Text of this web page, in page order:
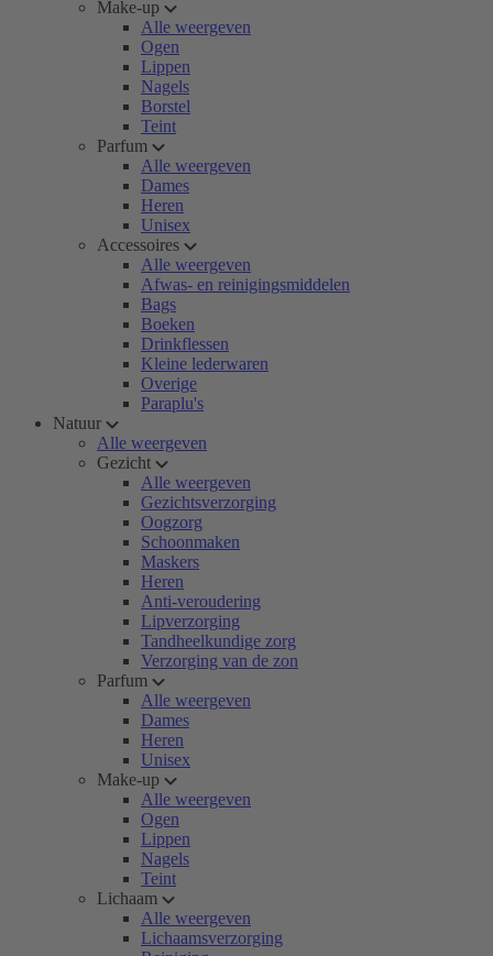
Make-up
Alle weergeven
Ogen
Lippen
Nagels
Borstel
Teint
Parfum
Alle weergeven
Dames
Heren
Unisex
Accessoires
Alle weergeven
Afwas- en reinigingsmiddelen
Bags
Boeken
Drinkflessen
Kleine lederwaren
Overige
Paraplu's
Natuur
Alle weergeven
Gezicht
Alle weergeven
Gezichtsverzorging
Oogzorg
Schoonmaken
Maskers
Heren
Anti-veroudering
Lipverzorging
Tandheelkundige zorg
Verzorging van de zon
Parfum
Alle weergeven
Dames
Heren
Unisex
Make-up
Alle weergeven
Ogen
Lippen
Nagels
Teint
Lichaam
Alle weergeven
Lichaamsverzorging